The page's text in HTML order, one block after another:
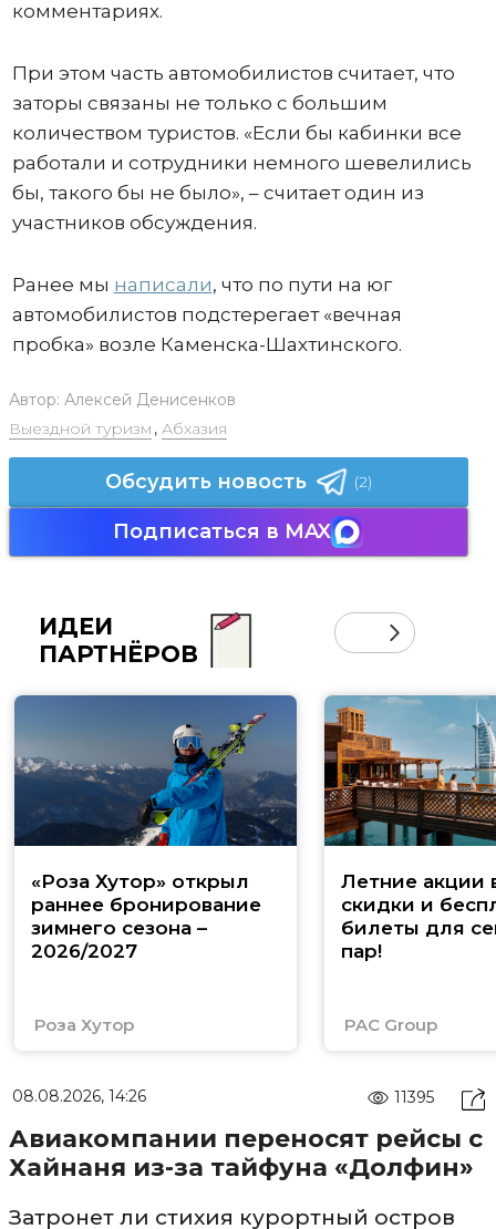
комментариях.
При этом часть автомобилистов считает, что
заторы связаны не только с большим
количеством туристов. «Если бы кабинки все
работали и сотрудники немного шевелились
бы, такого бы не было», – считает один из
участников обсуждения.
Ранее мы написали, что по пути на юг
автомобилистов подстерегает «вечная
пробка» возле Каменска-Шахтинского.
Автор: Алексей Денисенков
Выездной туризм , Абхазия
Обсудить новость (2)
Подписаться в MAX
ИДЕИ
ПАРТНЁРОВ
«Роза Хутор» открыл
раннее бронирование
зимнего сезона –
2026/2027
Роза Хутор
Летние акции
скидки и
билеты для
пар!
PAC Group
08.08.2026, 14:26 11395
Авиакомпании переносят рейсы с
Хайнаня из-за тайфуна «Долфин»
Затронет ли стихия курортный остров